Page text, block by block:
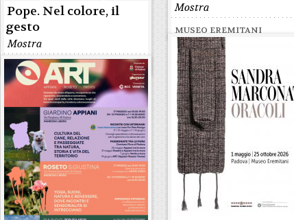
Pope. Nel colore, il
gesto
Mostra
PALAZZO ZUCKERMANN
Mostra
MUSEO EREMITANI